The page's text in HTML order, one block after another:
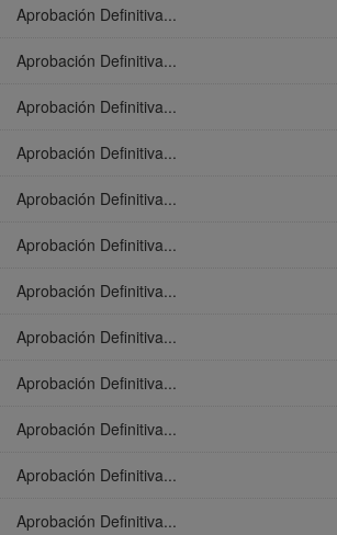
Aprobación Definitiva...
Aprobación Definitiva...
Aprobación Definitiva...
Aprobación Definitiva...
Aprobación Definitiva...
Aprobación Definitiva...
Aprobación Definitiva...
Aprobación Definitiva...
Aprobación Definitiva...
Aprobación Definitiva...
Aprobación Definitiva...
Aprobación Definitiva...